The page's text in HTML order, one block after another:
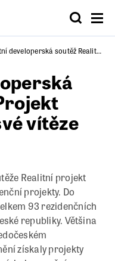
Celostátní developerská soutěž Realitní Projekt Roku 2024 zná své vítěze
vítěze
Realitní projekt
projekty. Do
93 rezidenčních
republiky. Většina
získaly projekty